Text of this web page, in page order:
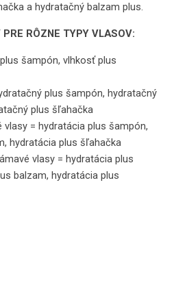
a hydratačný balzam plus.
RÔZNE TYPY VLASOV:
šampón, vlhkosť plus
plus šampón, hydratačný
plus šľahačka
vlasy = hydratácia plus šampón,
hydratácia plus šľahačka
vlasy = hydratácia plus
balzam, hydratácia plus